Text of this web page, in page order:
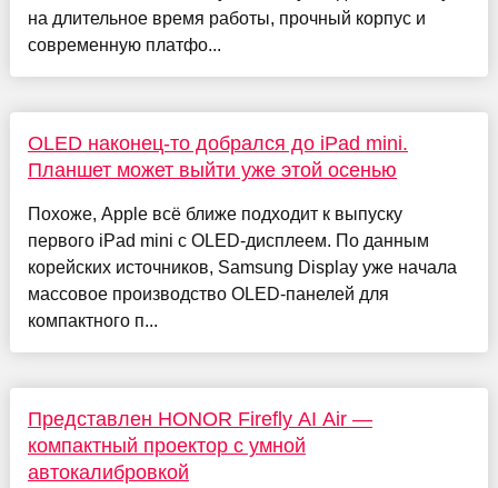
на длительное время работы, прочный корпус и
современную платфо...
OLED наконец-то добрался до iPad mini.
Планшет может выйти уже этой осенью
Похоже, Apple всё ближе подходит к выпуску
первого iPad mini с OLED-дисплеем. По данным
корейских источников, Samsung Display уже начала
массовое производство OLED-панелей для
компактного п...
Представлен HONOR Firefly AI Air —
компактный проектор с умной
автокалибровкой